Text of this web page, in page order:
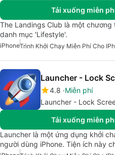
Tải xuống miễn
The Landings Club là một
danh mục 'Lifestyle'.
iPhoneTrình Khởi Chạy Miễn Phí Cho
Launcher - Lock
4.8 Miễn phí
Launcher - Lock
Tải xuống miễn
Launcher là một ứng dụng khởi
người dùng iPhone. Tiện ích này